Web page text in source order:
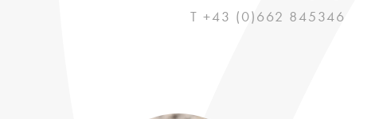
T +43 (0)662 845346